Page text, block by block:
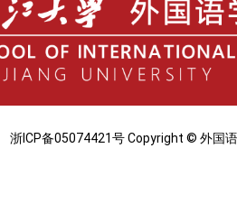
浙ICP备05074421号 Copyright © 外国